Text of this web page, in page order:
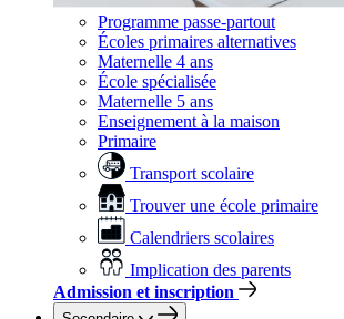
Programme passe-partout
Écoles primaires alternatives
Maternelle 4 ans
École spécialisée
Maternelle 5 ans
Enseignement à la maison
Primaire
Transport scolaire
Trouver une école primaire
Calendriers scolaires
Implication des parents
Admission et inscription